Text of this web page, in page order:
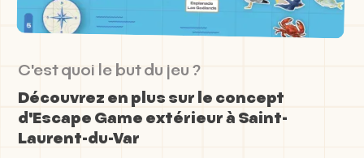
C'est quoi le but du jeu ?
Découvrez en plus sur le concept
d'Escape Game extérieur à Saint-
Laurent-du-Var